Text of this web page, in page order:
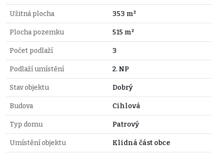
Užitná plocha 353 m²
Plocha pozemku 515 m²
Počet podlaží 3
Podlaží umístění 2. NP
Stav objektu Dobrý
Budova Cihlová
Typ domu Patrový
Umístění objektu Klidná část obce